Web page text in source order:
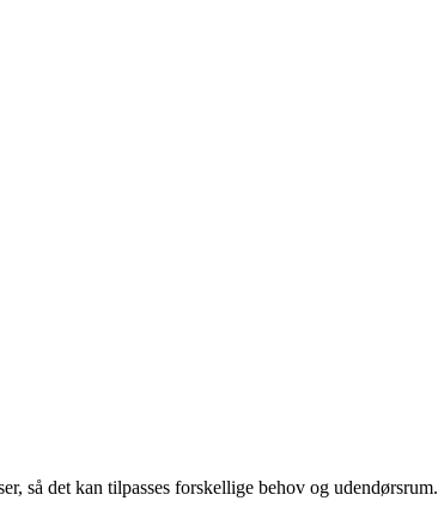
så det kan tilpasses forskellige behov og